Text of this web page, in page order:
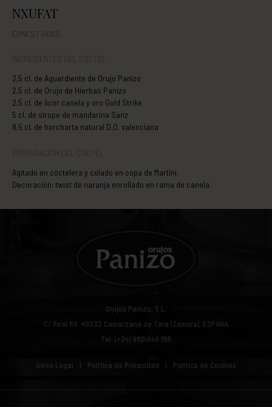
NXUFAT
ERNEST ROSS
INGREDIENTES DEL CÓCTEL
2,5 cl. de Aguardiente de Orujo Panizo
2,5 cl. de Orujo de Hierbas Panizo
2,5 cl. de licor canela y oro Gold Strike
5 cl. de sirope de mandarina Sanz
8,5 cl. de horcharta natural D.O. valenciana
PREPARACIÓN DEL CÓCTEL
Agitado en cóctelera y colado en copa de Martini.
Decoración: twist de naranja enrollado en rama de canela.
Orujos Panizo, S.L.
C/ Real 89. 49332 Camarzana de Tera (Zamora), ESPAÑA
Tel: (+34) 980 649 195
Aviso Legal Política de Privacidad Política de Cookies